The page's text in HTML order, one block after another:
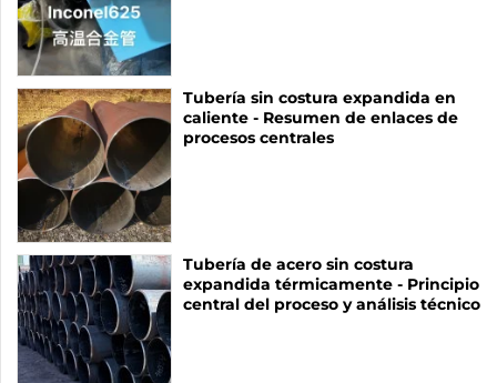
Tubería sin costura expandida en
caliente - Resumen de enlaces de
procesos centrales
Tubería de acero sin costura
expandida térmicamente - Principio
central del proceso y análisis técnico